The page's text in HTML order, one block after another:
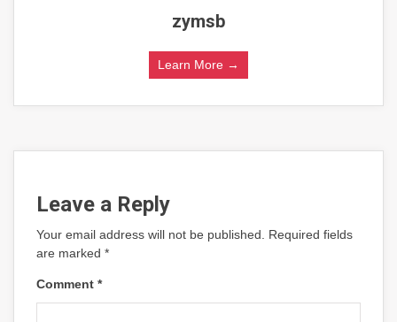
zymsb
Learn More →
Leave a Reply
Your email address will not be published.
Required fields
are marked *
Comment *